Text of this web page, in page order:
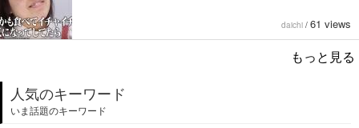
daichi / 61 views
もっと見る
人気のキーワード
いま話題のキーワード